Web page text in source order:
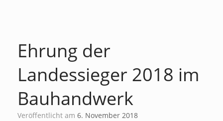
Ehrung der
Landessieger 2018 im
Bauhandwerk
Veröffentlicht am 6. November 2018